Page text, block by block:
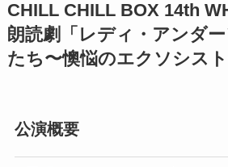
CHILL CHILL BOX 14th
朗読劇「レディ・アンダ
たち〜懊悩のエクソシスト
公演概要